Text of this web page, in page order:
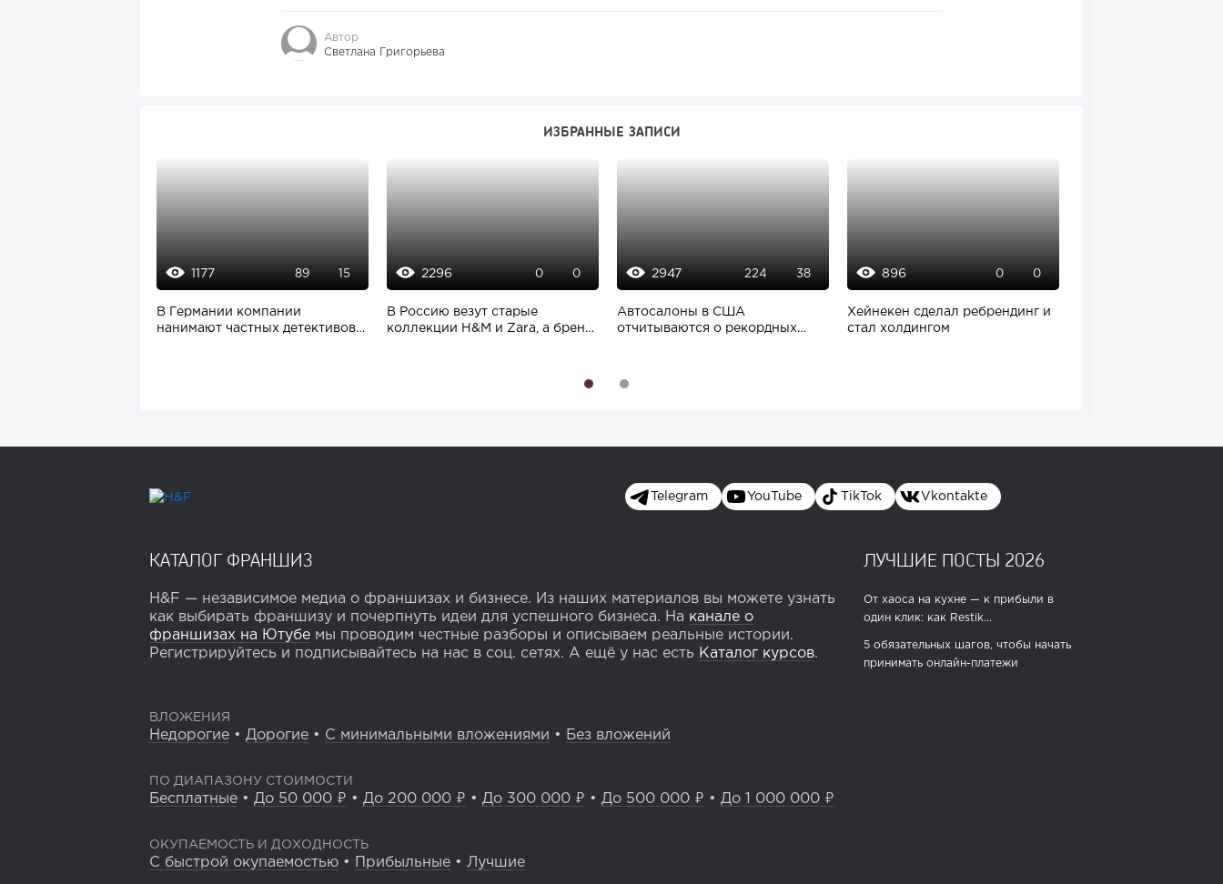
Автор
Светлана Григорьева
ИЗБРАННЫЕ ЗАПИСИ
1177 89 15
В Германии компании
нанимают частных детективов
2296 0 0
В Россию везут старые
коллекции H&M и Zara, а бренд
2947 224 38
Автосалоны в США
отчитываются о рекордных
896 0 0
Хейнекен сделал ребрендинг и
стал холдингом
2
Telegram YouTube TikTok Vkontakte
КАТАЛОГ ФРАНШИЗ
H&F — независимое медиа о франшизах и бизнесе. Из наших материалов вы можете узнать
как выбирать франшизу и почерпнуть идеи для успешного бизнеса. На канале о
франшизах на Ютубе мы проводим честные разборы и описываем реальные истории.
Регистрируйтесь и подписывайтесь на нас в соц. сетях. А ещё у нас есть Каталог курсов.
ЛУЧШИЕ ПОСТЫ 2026
От хаоса на кухне — к прибыли в
один клик: как Restik...
5 обязательных шагов, чтобы начать
принимать онлайн-платежи
ВЛОЖЕНИЯ
Недорогие • Дорогие • С минимальными вложениями • Без вложений
ПО ДИАПАЗОНУ СТОИМОСТИ
Бесплатные • До 50 000 ₽ • До 200 000 ₽ • До 300 000 ₽ • До 500 000 ₽ • До 1 000 000 ₽
ОКУПАЕМОСТЬ И ДОХОДНОСТЬ
С быстрой окупаемостью • Прибыльные • Лучшие